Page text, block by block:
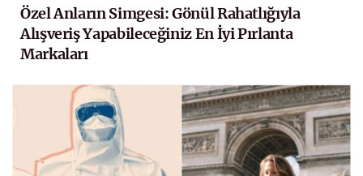
Özel Anların Simgesi: Gönül Rahatlığıyla
Alışveriş Yapabileceğiniz En İyi Pırlanta
Markaları